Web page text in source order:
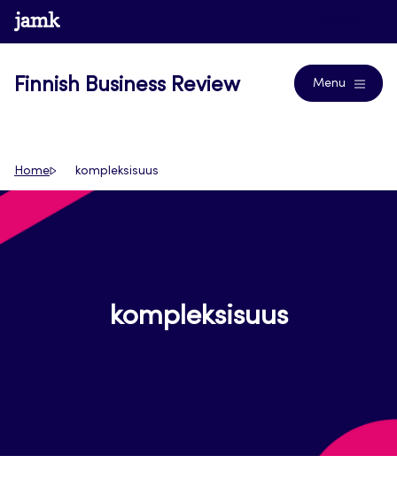
Skip
to
www.jamk.fi
Finnish Business Review Menu
Home kompleksisuus
kompleksisuus